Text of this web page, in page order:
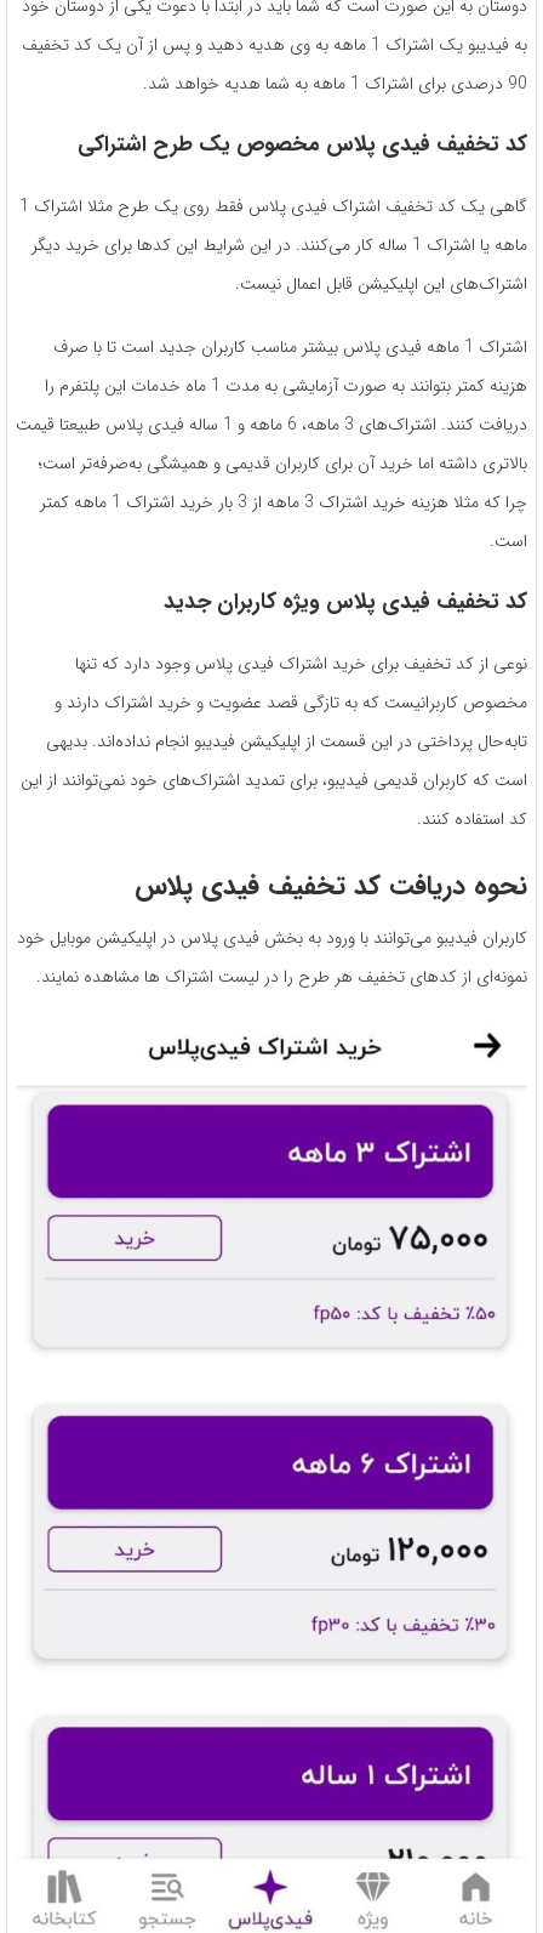
دوستان به این صورت است که شما باید در ابتدا با دعوت یکی از دوستان خود
به فیدیبو یک اشتراک 1 ماهه به وی هدیه دهید و پس از آن یک کد تخفیف
90 درصدی برای اشتراک 1 ماهه به شما هدیه خواهد شد.
کد تخفیف فیدی پلاس مخصوص یک طرح اشتراکی
گاهی یک کد تخفیف اشتراک فیدی پلاس فقط روی یک طرح مثلا اشتراک 1
ماهه یا اشتراک 1 ساله کار می‌کنند. در این شرایط این کدها برای خرید دیگر
اشتراک‌های این اپلیکیشن قابل اعمال نیست.
اشتراک 1 ماهه فیدی پلاس بیشتر مناسب کاربران جدید است تا با صرف
هزینه کمتر بتوانند به صورت آزمایشی به مدت 1 ماه خدمات این پلتفرم را
دریافت کنند. اشتراک‌های 3 ماهه، 6 ماهه و 1 ساله فیدی پلاس طبیعتا قیمت
بالاتری داشته اما خرید آن برای کاربران قدیمی و همیشگی به‌صرفه‌تر است؛
چرا که مثلا هزینه خرید اشتراک 3 ماهه از 3 بار خرید اشتراک 1 ماهه کمتر
است.
کد تخفیف فیدی پلاس ویژه کاربران جدید
نوعی از کد تخفیف برای خرید اشتراک فیدی پلاس وجود دارد که تنها
مخصوص کاربرانیست که به تازگی قصد عضویت و خرید اشتراک دارند و
تابه‌حال پرداختی در این قسمت از اپلیکیشن فیدیبو انجام نداده‌اند. بدیهی
است که کاربران قدیمی فیدیبو، برای تمدید اشتراک‌های خود نمی‌توانند از این
کد استفاده کنند.
نحوه دریافت کد تخفیف فیدی پلاس
کاربران فیدیبو می‌توانند با ورود به بخش فیدی پلاس در اپلیکیشن موبایل خود
نمونه‌ای از کدهای تخفیف هر طرح را در لیست اشتراک ها مشاهده نمایند.